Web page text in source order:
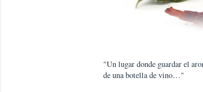
"Un lugar donde guardar el
de una botella de vino…"